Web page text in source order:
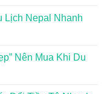
Nepal Nhanh
Nên Mua Khi Du